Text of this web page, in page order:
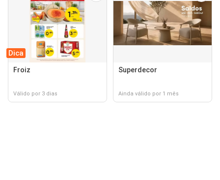
Dica
Froiz
Válido por 3 dias
Superdecor
Ainda válido por 1 mês